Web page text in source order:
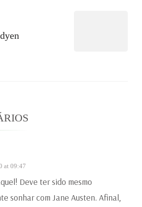
at 09:47
Deve ter sido mesmo
sonhar com Jane Austen. Afinal,